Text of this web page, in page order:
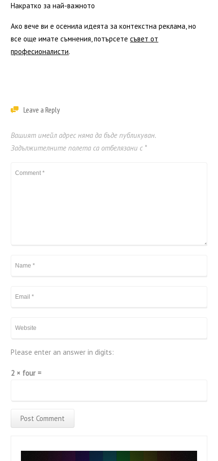
Накратко за най-важното
Ако вече ви е осенила идеята за контекстна реклама, но
все още имате съмнения, потърсетесъвет от
професионалисти.
Leave a Reply
Вашият имейл адрес няма да бъде публикуван.
Задължителните полета са отбелязани с *
Please enter an answer in digits:
2 × four =